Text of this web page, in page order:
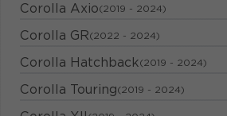
Corolla Axio(2019 - 2024)
Corolla GR(2022 - 2024)
Corolla Hatchback(2019 - 2024)
Corolla Touring(2019 - 2024)